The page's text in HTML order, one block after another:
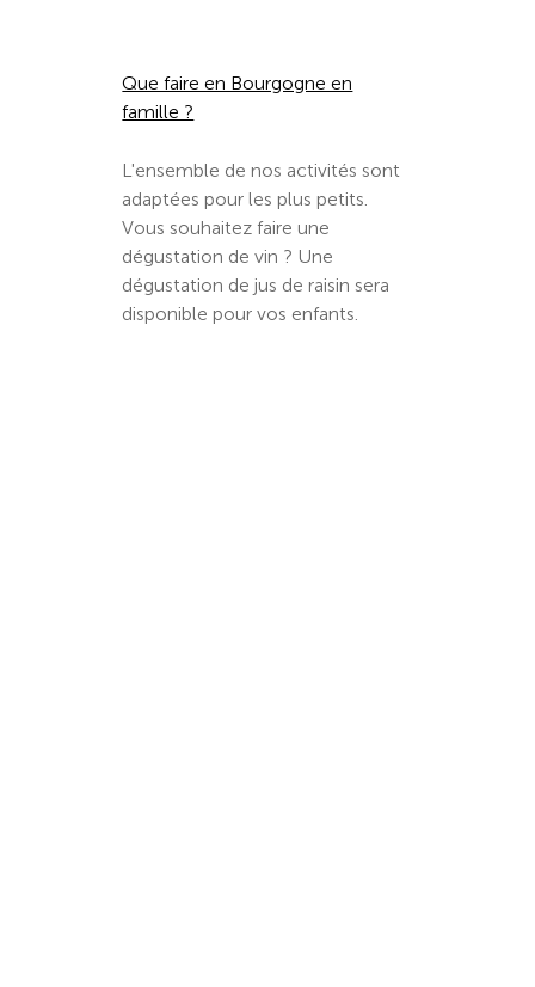
Que faire en Bourgogne en
famille ?
L'ensemble de nos activités sont
adaptées pour les plus petits.
Vous souhaitez faire une
dégustation de vin ? Une
dégustation de jus de raisin sera
disponible pour vos enfants.